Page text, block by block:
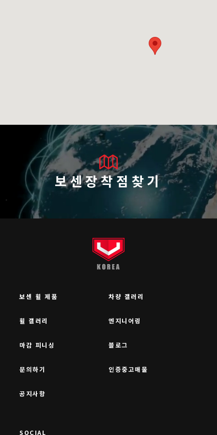
보센장착점찾기
보센 휠 제품 차량 갤러리
휠 갤러리 엔지니어링
마감 피니싱 블로그
문의하기 인증중고매물
공지사항
SOCIAL